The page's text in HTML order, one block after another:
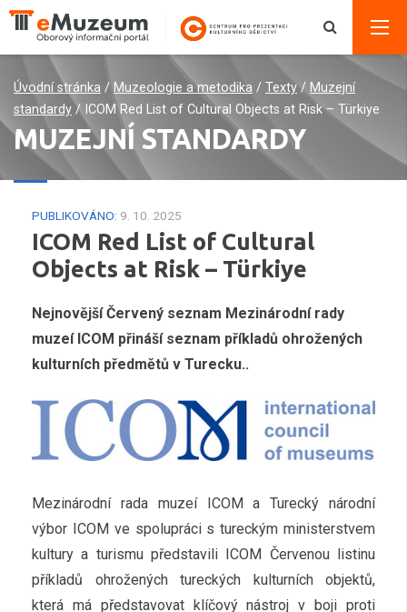
Úvodní stránka / Muzeologie a metodika / Texty/ Muzejní
standardy / ICOM Red List of Cultural Objects at Risk – Türkiye
MUZEJNÍ STANDARDY
PUBLIKOVÁNO: 9. 10. 2025
ICOM Red List of Cultural
Objects at Risk – Türkiye
Nejnovější Červený seznam Mezinárodní rady
muzeí ICOM přináší seznam příkladů ohrožených
kulturních předmětů v Turecku..
Mezinárodní rada muzeí ICOM a Turecký národní
výbor ICOM ve spolupráci s tureckým ministerstvem
kultury a turismu představili ICOM Červenou listinu
příkladů ohrožených tureckých kulturních objektů,
která má představovat klíčový nástroj v boji proti